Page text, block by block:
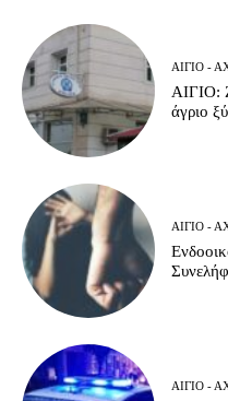
ΑΊΓΙΟ -
ΑΙΓΙΟ:
άγριο
ΑΊΓΙΟ -
ΑΊΓΙΟ -